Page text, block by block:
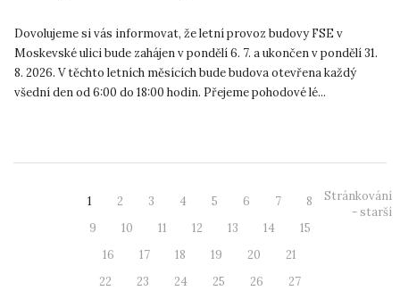
Dovolujeme si vás informovat, že letní provoz budovy FSE v
Moskevské ulici bude zahájen v pondělí 6. 7. a ukončen v pondělí 31.
8. 2026. V těchto letních měsících bude budova otevřena každý
všední den od 6:00 do 18:00 hodin. Přejeme pohodové lé...
1 2 3 4 5 6 7
8
9
10 11 12 13 14
15
16
17 18 19 20
21
22
23 24 25 26
27
Stránkování
- starší